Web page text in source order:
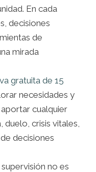
En cada
decisiones
de
mirada
gratuita de 15
necesidades y
cualquier
duelo, crisis vitales,
decisiones
no es